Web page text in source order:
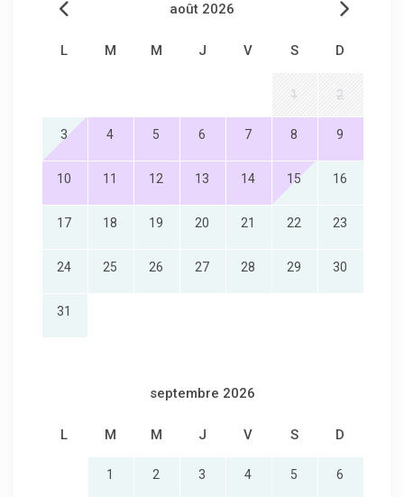
août 2026
L M M J V S D
1 2
3 4 5 6 7 8 9
10 11 12 13 14 15 16
17 18 19 20 21 22 23
24 25 26 27 28 29 30
31
septembre 2026
L M M J V S D
1 2 3 4 5 6